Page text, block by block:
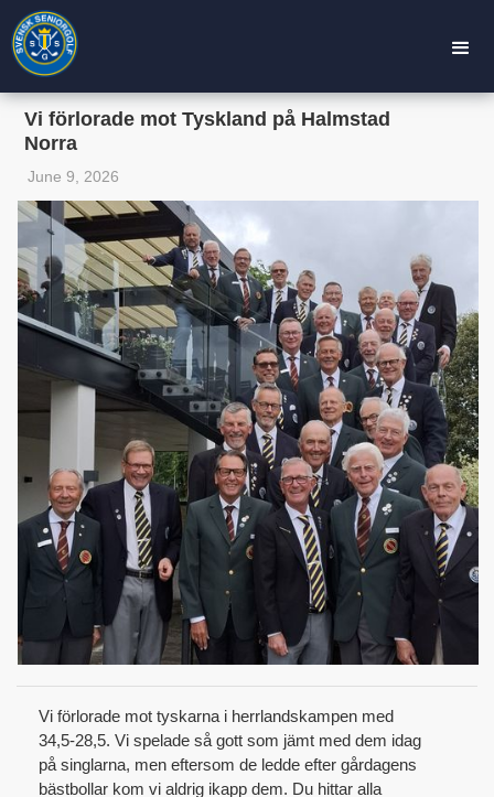
Vi förlorade mot Tyskland på Halmstad
Norra
June 9, 2026
Vi förlorade mot tyskarna i herrlandskampen med
34,5-28,5. Vi spelade så gott som jämt med dem idag
på singlarna, men eftersom de ledde efter gårdagens
bästbollar kom vi aldrig ikapp dem. Du hittar alla